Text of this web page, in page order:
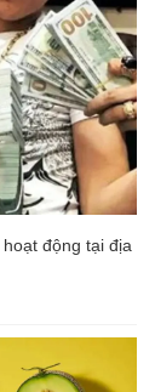
động tại địa